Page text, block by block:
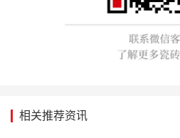
相关推荐资讯